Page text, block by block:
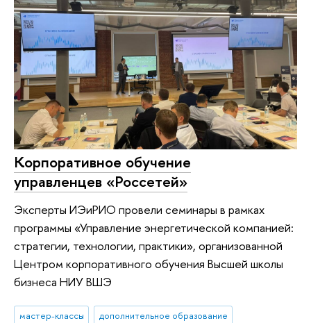
Корпоративное обучение
управленцев «Россетей»
Эксперты ИЭиРИО провели семинары в рамках
программы «Управление энергетической компанией:
стратегии, технологии, практики», организованной
Центром корпоративного обучения Высшей школы
бизнеса НИУ ВШЭ
мастер-классы дополнительное образование